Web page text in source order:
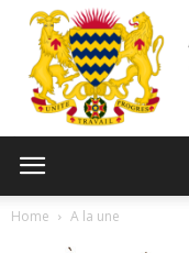
Home A la une